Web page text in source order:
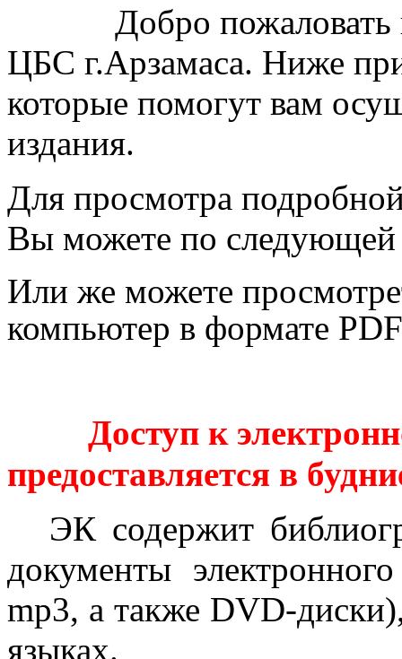
Добро пожаловать в
ЦБС г.Арзамаса. Ниже
которые помогут вам
издания.
Для просмотра
Вы можете по
Или же можете
компьютер в формате
Доступ к
предоставляется в
ЭК содержит
документы
mp3, а также DVD-
языках.